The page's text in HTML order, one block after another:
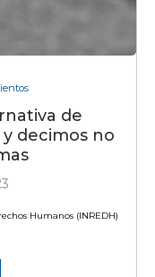
de
decimos no
Humanos (INREDH)